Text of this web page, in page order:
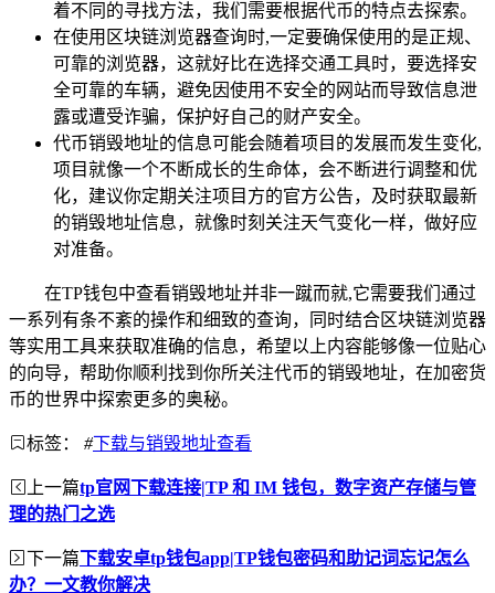
着不同的寻找方法，我们需要根据代币的特点去探索。
在使用区块链浏览器查询时,一定要确保使用的是正规、
可靠的浏览器，这就好比在选择交通工具时，要选择安
全可靠的车辆，避免因使用不安全的网站而导致信息泄
露或遭受诈骗，保护好自己的财产安全。
代币销毁地址的信息可能会随着项目的发展而发生变化,
项目就像一个不断成长的生命体，会不断进行调整和优
化，建议你定期关注项目方的官方公告，及时获取最新
的销毁地址信息，就像时刻关注天气变化一样，做好应
对准备。
在TP钱包中查看销毁地址并非一蹴而就,它需要我们通过
一系列有条不紊的操作和细致的查询，同时结合区块链浏览器
等实用工具来获取准确的信息，希望以上内容能够像一位贴心
的向导，帮助你顺利找到你所关注代币的销毁地址，在加密货
币的世界中探索更多的奥秘。
标签： #下载与销毁地址查看
上一篇tp官网下载连接|TP 和 IM 钱包，数字资产存储与管
理的热门之选
下一篇下载安卓tp钱包app|TP钱包密码和助记词忘记怎么
办？一文教你解决